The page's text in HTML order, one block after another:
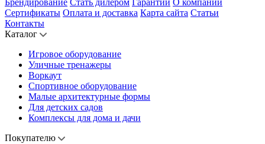
Брендирование Стать дилером Гарантии О компании
Сертификаты Оплата и доставка Карта сайта Статьи
Контакты
Каталог
Игровое оборудование
Уличные тренажеры
Воркаут
Спортивное оборудование
Малые архитектурные формы
Для детских садов
Комплексы для дома и дачи
Покупателю